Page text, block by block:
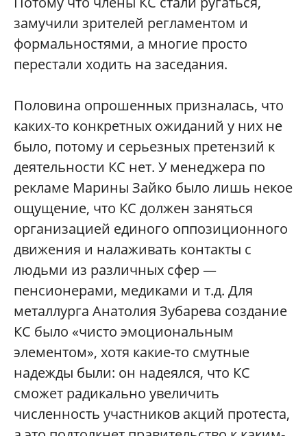
замучили зрителей регламентом и
формальностями, а многие просто
перестали ходить на заседания.
Половина опрошенных призналась, что
каких-то конкретных ожиданий у них не
было, потому и серьезных претензий к
деятельности КС нет. У менеджера по
рекламе Марины Зайко было лишь некое
ощущение, что КС должен заняться
организацией единого оппозиционного
движения и налаживать контакты с
людьми из различных сфер —
пенсионерами, медиками и т.д. Для
металлурга Анатолия Зубарева создание
КС было «чисто эмоциональным
элементом», хотя какие-то смутные
надежды были: он надеялся, что КС
сможет радикально увеличить
численность участников акций протеста,